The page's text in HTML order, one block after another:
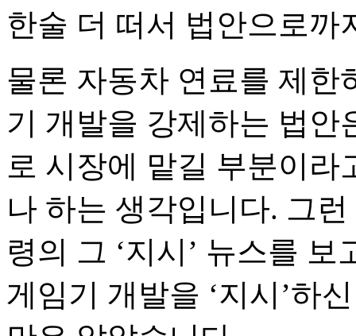
한술 더 떠서 법안으로까
물론 자동차 연료를 제한
기 개발을 강제하는 법안
로 시장에 맡길 부분이라
나 하는 생각입니다. 그
령의 그 ‘지시’ 뉴스를
게임기 개발을 ‘지시’하